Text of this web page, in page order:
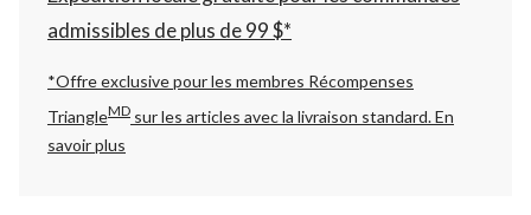
admissibles de plus de 99 $*
*Offre exclusive pour les membres Récompenses
TriangleMD sur les articles avec la livraison standard.En
savoir plus